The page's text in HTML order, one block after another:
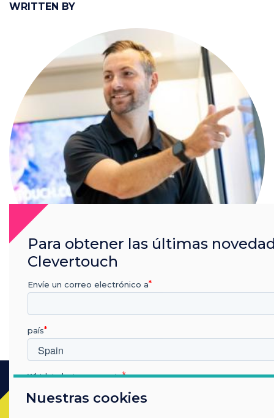
WRITTEN BY
Read more from this author
Nuestras cookies
Para obtener las últimas
Clevertouch
Envíe un correo electrónico a
país
Which industry are you in
Educación
Empresa